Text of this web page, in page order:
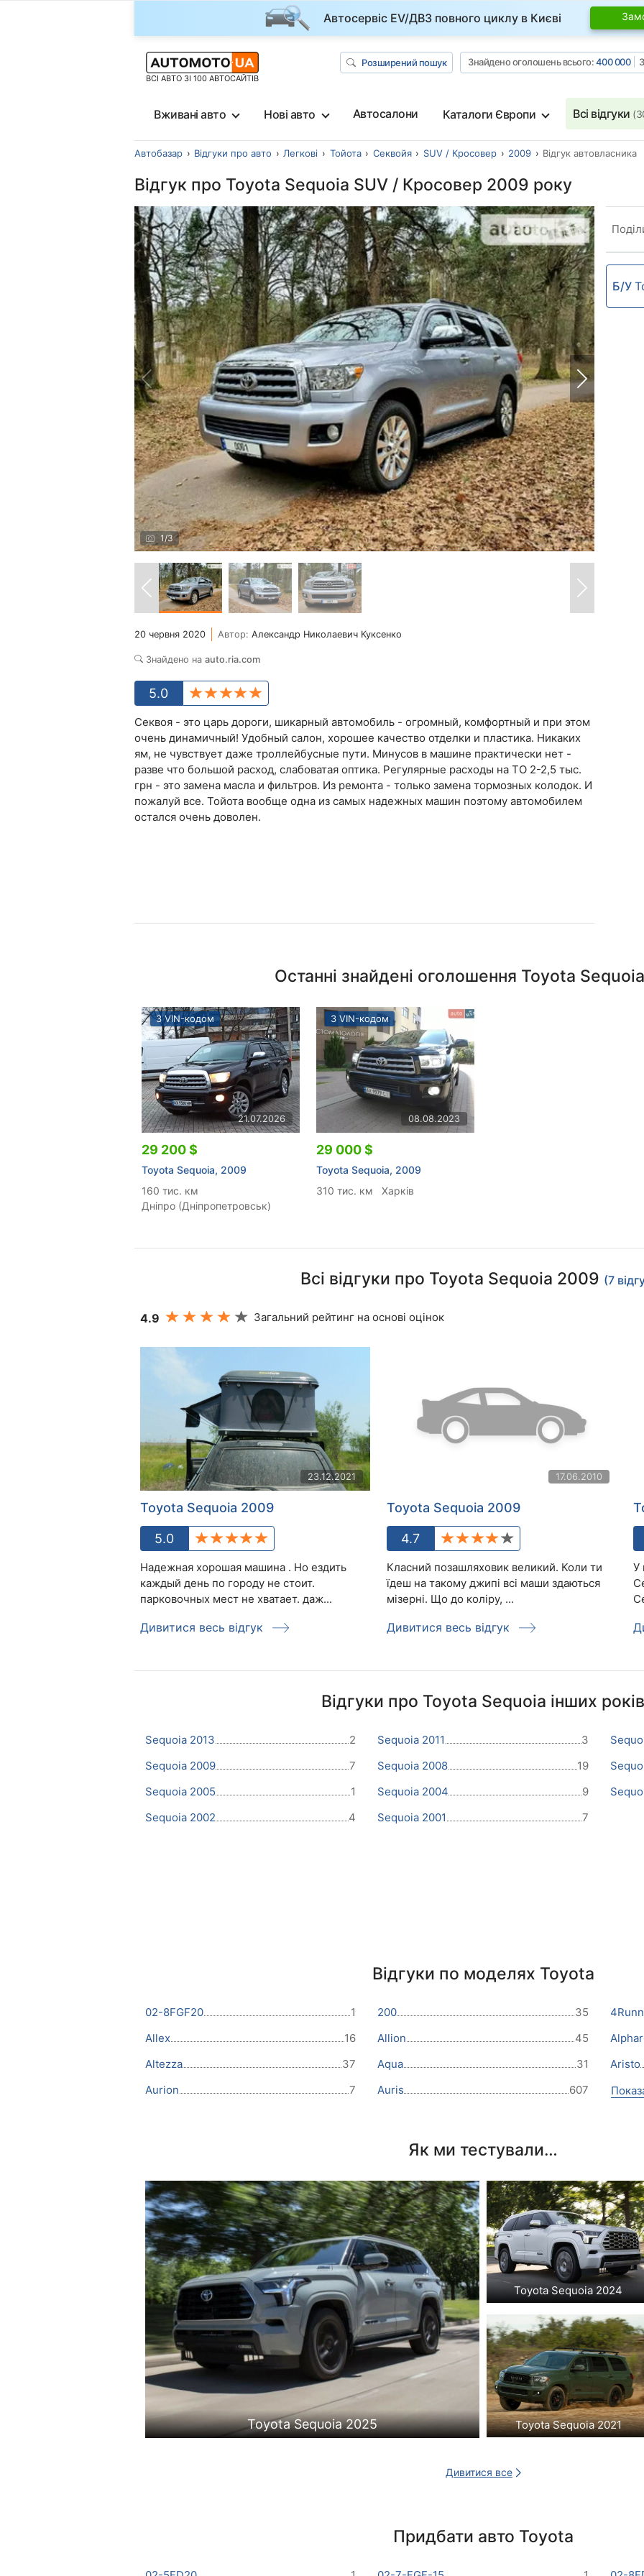
Автосервіс EV/ДВЗ повного циклу в Києві
ВСІ АВТО ЗІ 100 АВТОСАЙТІВ
Розширений пошук Знайдено оголошень всього:400 000
Вживані авто Нові авто Автосалони Каталоги Європи Всі відгуки
Автобазар Відгуки про авто Легкові Тойота Секвойя SUV / Кросовер 2009 Відгук автовласника
Відгук про Toyota Sequoia SUV / Кросовер 2009 року
1/3
20 червня 2020 Автор: Александр Николаевич Куксенко
Знайдено на auto.ria.com
5.0
Секвоя - это царь дороги, шикарный автомобиль - огромный, комфортный и при этом
очень динамичный! Удобный салон, хорошее качество отделки и пластика. Никаких
ям, не чувствует даже троллейбусные пути. Минусов в машине практически нет -
разве что большой расход, слабоватая оптика. Регулярные расходы на ТО 2-2,5 тыс.
грн - это замена масла и фильтров. Из ремонта - только замена тормозных колодок. И
пожалуй все. Тойота вообще одна из самых надежных машин поэтому автомобилем
остался очень доволен.
Б/У
Останні знайдені оголошення Toyota
З VIN-кодом
21.07.2026
29 200 $
Toyota Sequoia, 2009
160 тис. км
Дніпро (Дніпропетровськ)
З VIN-кодом
08.08.2023
29 000 $
Toyota Sequoia, 2009
310 тис. км
Харків
Всі відгуки про Toyota Sequoia 2009 (7
4.9 Загальний рейтинг на основі оцінок
23.12.2021
Toyota Sequoia 2009
5.0
Надежная хорошая машина . Но ездить
каждый день по городу не стоит.
парковочных мест не хватает. даж...
Дивитися весь відгук
17.06.2010
Toyota Sequoia 2009
4.7
Класний позашляховик великий. Коли ти
їдеш на такому джипі всі маши здаються
мізерні. Що до коліру, ...
Дивитися весь відгук
У
Відгуки про Toyota Sequoia інших років
Sequoia 2013 2 Sequoia 2011 3
Sequoia 2009
7 Sequoia 2008 19
Sequoia 2005
1 Sequoia 2004 9
Sequoia 2002
4 Sequoia 2001 7
Відгуки по моделях Toyota
02-8FGF20 1 200 35
Allex
16 Allion 45
Altezza
37 Aqua 31 Aristo
Aurion
7 Auris 607
Як ми тестували…
Toyota Sequoia 2025
Toyota Sequoia 2024
Toyota Sequoia 2021
Дивитися все
Придбати авто Toyota